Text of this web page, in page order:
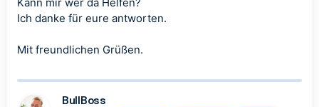
Ich danke für eure antworten.
Mit freundlichen Grüßen.
BullBoss